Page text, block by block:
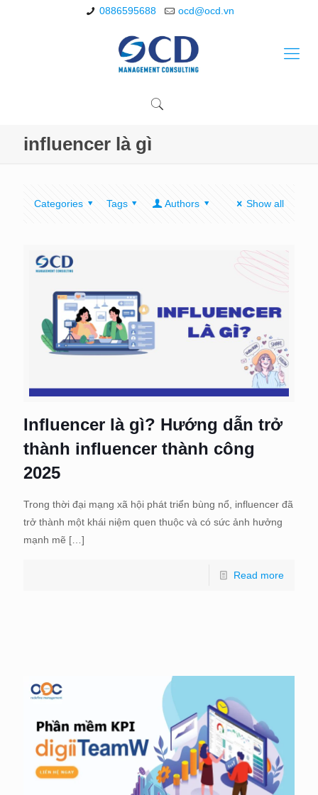
0886595688 ocd@ocd.vn
influencer là gì
Categories Tags Authors Show all
Influencer là gì? Hướng dẫn trở
thành influencer thành công
2025
Trong thời đại mạng xã hội phát triển bùng nổ, influencer đã
trở thành một khái niệm quen thuộc và có sức ảnh hưởng
mạnh mẽ […]
Read more